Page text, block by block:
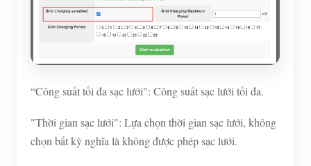
“Công suất tối đa sạc lưới": Công suất sạc lưới tối đa.
"Thời gian sạc lưới": Lựa chọn thời gian sạc lưới, không
chọn bất kỳ nghĩa là không được phép sạc lưới.